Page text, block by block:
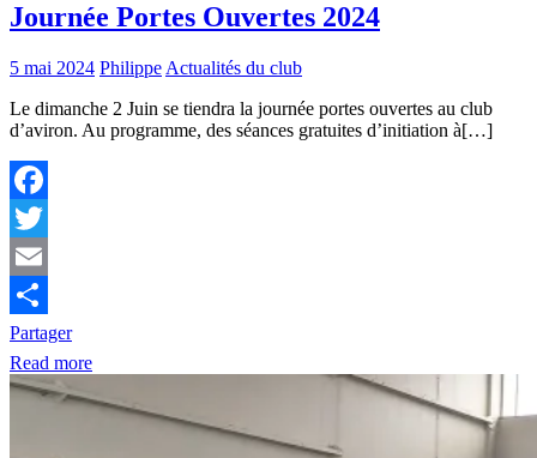
Journée Portes Ouvertes 2024
5 mai 2024 Philippe Actualités du club
Le dimanche 2 Juin se tiendra la journée portes ouvertes au club
d’aviron. Au programme, des séances gratuites d’initiation à[…]
Facebook
Twitter
Email
Partager
Read more